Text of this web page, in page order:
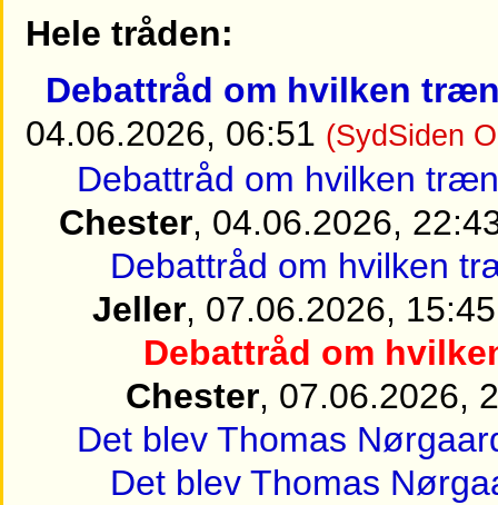
Hele tråden:
Debattråd om hvilken
04.06.2026, 06:51 (SydSiden
Debattråd om hvilken
Chester, 04.06.2026,
Debattråd om hvilken
Jeller, 07.06.2026, 15:45
Debattråd om
Chester, 07.06.2026,
Det blev Thomas
Det blev Thomas